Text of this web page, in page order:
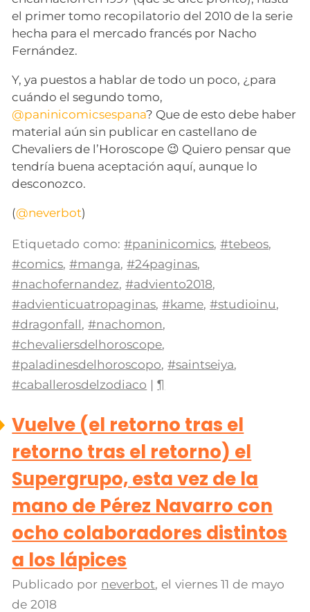
el primer tomo recopilatorio del 2010 de la serie
hecha para el mercado francés por Nacho
Fernández.
Y, ya puestos a hablar de todo un poco, ¿para
cuándo el segundo tomo,
@paninicomicsespana? Que de esto debe haber
material aún sin publicar en castellano de
Chevaliers de l’Horoscope 😉 Quiero pensar que
tendría buena aceptación aquí, aunque lo
desconozco.
(@neverbot)
Etiquetado como: #paninicomics,#tebeos,
#comics,#manga,#24paginas,
#nachofernandez,#adviento2018,
#advienticuatropaginas,#kame,#studioinu,
#dragonfall,#nachomon,
#chevaliersdelhoroscope,
#paladinesdelhoroscopo,#saintseiya,
#caballerosdelzodiaco |¶
Vuelve (el retorno tras el
retorno tras el retorno) el
Supergrupo, esta vez de la
mano de Pérez Navarro con
ocho colaboradores distintos
a los lápices
Publicado por neverbot, elviernes 11 de mayo
de 2018